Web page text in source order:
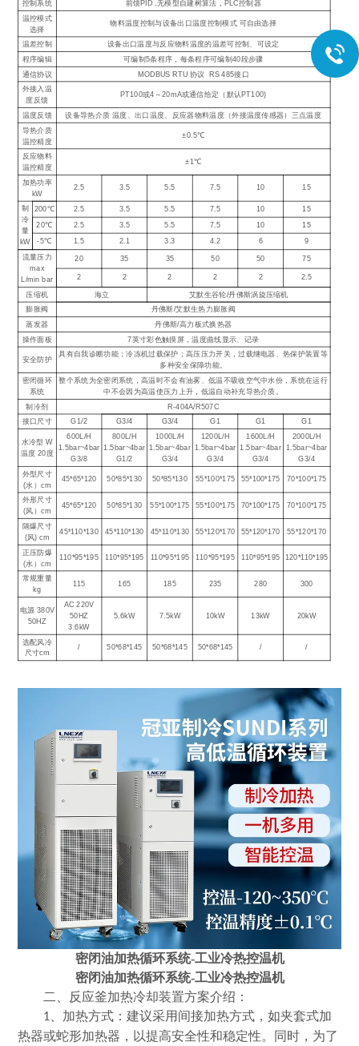
控制系统
前馈PID ,无模型自建树算法，PLC控制器
温控模式
选择
物料温度控制与设备出口温度控制模式 可自由选择
温差控制 设备出口温度与反应物料温度的温差可控制、可设定
程序编辑
可编制5条程序，每条程序可编制40段步骤
通信协议
MODBUS RTU 协议 RS 485接口
外接入温
度反馈
PT100或4～20mA或通信给定（默认PT100)
温度反馈
设备导热介质 温度、出口温度、反应器物料温度（外接温度传感器）三点温度
导热介质
温控精度
±0.5℃
反应物料
温控精度
±1℃
加热功率
kW
2.5 3.5 5.5 7.5 10 15
制
冷
量
kW
200℃ 2.5 3.5 5.5 7.5 10 15
20℃ 2.5 3.5 5.5 7.5 10
15
-5℃
1.5 2.1 3.3 4.2 6
9
流量压力
max
L/min bar
20 35 35 50 50 75
2 2 2 2 2
2.5
压缩机
海立
艾默生谷轮/丹佛斯涡旋压缩机
膨胀阀
丹佛斯/艾默生热力膨胀阀
蒸发器
丹佛斯/高力板式换热器
操作面板
7英寸彩色触摸屏，温度曲线显示、记录
安全防护
具有自我诊断功能；冷冻机过载保护；高压压力开关，过载继电器、热保护装置等
多种安全保障功能。
密闭循环
系统
整个系统为全密闭系统，高温时不会有油雾、低温不吸收空气中水份，系统在运行
中不会因为高温使压力上升，低温自动补充导热介质。
制冷剂 R-404A/R507C
接口尺寸 G1/2 G3/4 G3/4 G1 G1 G1
水冷型 W
温度 20度
600L/H
1.5bar~4bar
G3/8
800L/H
1.5bar~4bar
G1/2
1000L/H
1.5bar~4bar
G3/4
1200L/H
1.5bar~4bar
G3/4
1600L/H
1.5bar~4bar
G3/4
2000L/H
1.5bar~4bar
G3/4
外型尺寸
(水）cm
45*65*120 50*85*130 50*85*130 55*100*175 55*100*175 70*100*175
外形尺寸
(风）cm
45*65*120 50*85*130 55*100*175 55*100*175 70*100*175 70*100*175
隔爆尺寸
(风) cm
45*110*130 45*110*130 45*110*130 55*120*170 55*120*170 55*120*170
正压防爆
(水）cm
110*95*195 110*95*195 110*95*195 110*95*195 110*95*195 120*110*195
常规重量
kg
115 165 185 235 280 300
电源 380V
50HZ
AC 220V
50HZ
3.6kW
5.6kW 7.5kW 10kW 13kW 20kW
选配风冷
尺寸cm
/ 50*68*145 50*68*145 50*68*145 / /
密闭油加热循环系统-工业冷热控温机
密闭油加热循环系统-工业冷热控温机
二、反应釜加热冷却装置方案介绍：
1 、加热方式：建议采用间接加热方式，如夹套式加
热器或蛇形加热器，以提高安全性和稳定性。同时，为了